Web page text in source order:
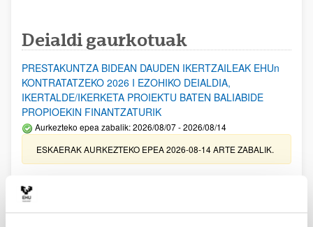
Deialdi gaurkotuak
PRESTAKUNTZA BIDEAN DAUDEN IKERTZAILEAK EHUn
KONTRATATZEKO 2026 I EZOHIKO DEIALDIA,
IKERTALDE/IKERKETA PROIEKTU BATEN BALIABIDE
PROPIOEKIN FINANTZATURIK
Aurkezteko epea zabalik: 2026/08/07 - 2026/08/14
ESKAERAK AURKEZTEKO EPEA 2026-08-14 ARTE ZABALIK.
erosi eta berritzeko laguntzak 2026
Izapide irekia